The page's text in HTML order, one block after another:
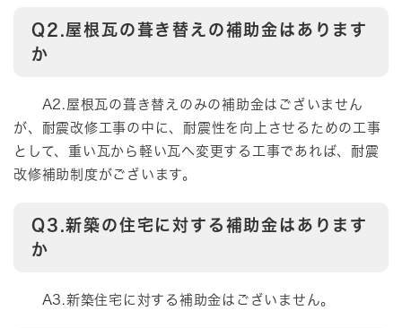
Q2.屋根瓦の葺き替えの補助金はあります
か
A2.屋根瓦の葺き替えのみの補助金はございません
が、耐震改修工事の中に、耐震性を向上させるための工事
として、重い瓦から軽い瓦へ変更する工事であれば、耐震
改修補助制度がございます。
Q3.新築の住宅に対する補助金はあります
か
A3.新築住宅に対する補助金はございません。